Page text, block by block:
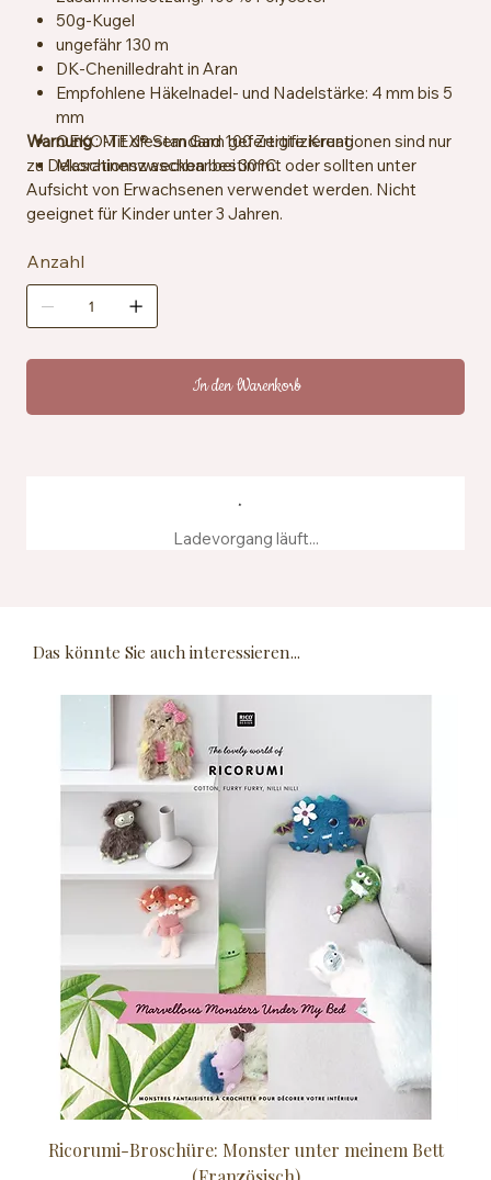
50g-Kugel
ungefähr 130 m
DK-Chenilledraht in Aran
Empfohlene Häkelnadel- und Nadelstärke: 4 mm bis 5
mm
OEKO-TEX® Standard 100 Zertifizierung
Maschinenwaschbar bei 30°C
Warnung: Mit diesem Garn gefertigte Kreationen sind nur
zu Dekorationszwecken bestimmt oder sollten unter
Aufsicht von Erwachsenen verwendet werden. Nicht
geeignet für Kinder unter 3 Jahren.
Anzahl
In den Warenkorb
Ladevorgang läuft...
Das könnte Sie auch interessieren...
Ricorumi-Broschüre: Monster unter meinem Bett